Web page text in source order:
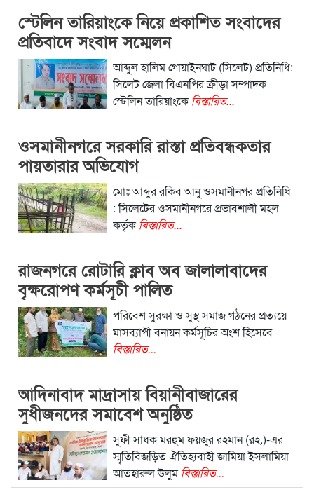
স্টেলিন তারিয়াংকে নিয়ে প্রকাশিত সংবাদের
প্রতিবাদে সংবাদ সম্মেলন
আব্দুল হালিম গোয়াইনঘাট (সিলেট) প্রতিনিধি:
সিলেট জেলা বিএনপির ক্রীড়া সম্পাদক
স্টেলিন তারিয়াংকে বিস্তারিত...
ওসমানীনগরে সরকারি রাস্তা প্রতিবন্ধকতার
পায়তারার অভিযোগ
মোঃ আব্দুর রকিব আনু ওসমানীনগর প্রতিনিধি
: সিলেটের ওসমানীনগরে প্রভাবশালী মহল
কর্তৃক বিস্তারিত...
রাজনগরে রোটারি ক্লাব অব জালালাবাদের
বৃক্ষরোপণ কর্মসূচী পালিত
পরিবেশ সুরক্ষা ও সুস্থ সমাজ গঠনের প্রত্যয়ে
মাসব্যাপী বনায়ন কর্মসূচির অংশ হিসেবে
বিস্তারিত...
আদিনাবাদ মাদ্রাসায় বিয়ানীবাজারের
সুধীজনদের সমাবেশ অনুষ্ঠিত
সুফী সাধক মরহুম ফয়জুর রহমান (রহ.)-এর
স্মৃতিবিজড়িত ঐতিহ্যবাহী জামিয়া ইসলামিয়া
আতহারুল উলুমবিস্তারিত...